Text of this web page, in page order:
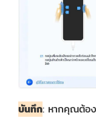
บันทึก: หากคุณต้อง